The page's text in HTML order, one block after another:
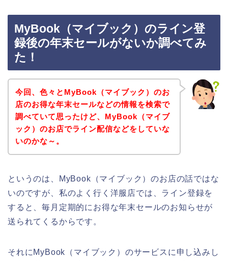
MyBook（マイブック）のライン登
録後の年末セールがないか調べてみ
た！
今回、色々とMyBook（マイブック）のお
店のお得な年末セールなどの情報を検索で
調べていて思ったけど、MyBook（マイブ
ック）のお店でライン配信などをしていな
いのかな～。
というのは、MyBook（マイブック）のお店の話ではな
いのですが、私のよく行く洋服店では、ライン登録を
すると、毎月定期的にお得な年末セールのお知らせが
送られてくるからです。
それにMyBook（マイブック）のサービスに申し込みし